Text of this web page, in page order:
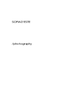
SOFIA D'ESTE
/photography